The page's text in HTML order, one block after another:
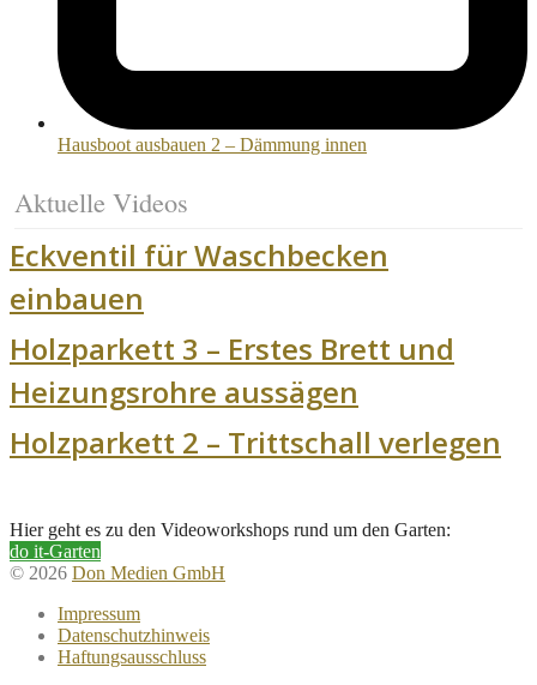
Hausboot ausbauen 2 – Dämmung innen
Aktuelle Videos
Eckventil für Waschbecken
einbauen
Holzparkett 3 – Erstes Brett und
Heizungsrohre aussägen
Holzparkett 2 – Trittschall verlegen
Hier geht es zu den Videoworkshops rund um den Garten:
do it-Garten
© 2026 Don Medien GmbH
Impressum
Datenschutzhinweis
Haftungsausschluss